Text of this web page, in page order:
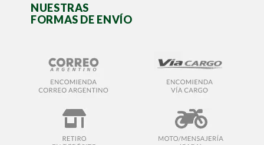
NUESTRAS
FORMAS DE ENVÍO